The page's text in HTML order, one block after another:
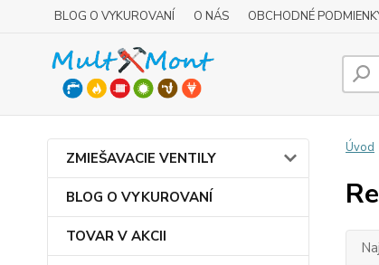
BLOG O VYKUROVANÍ O NÁS OBCHODNÉ
ZMIEŠAVACIE VENTILY
BLOG O VYKUROVANÍ
TOVAR V AKCII
Úvod